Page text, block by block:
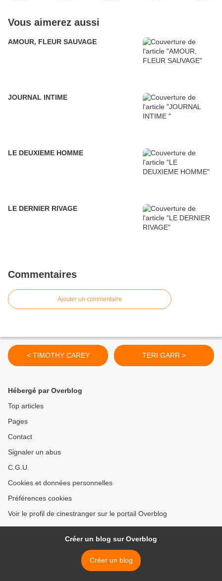
Vous aimerez aussi
AMOUR, FLEUR SAUVAGE
JOURNAL INTIME
LE DEUXIEME HOMME
LE DERNIER RIVAGE
Commentaires
Ajouter un commentaire
< TIMOTHY CAREY TERI GARR >
Hébergé par Overblog
Top articles
Pages
Contact
Signaler un abus
C.G.U.
Cookies et données personnelles
Préférences cookies
Voir le profil de cinestranger sur le portail Overblog
Créer un blog sur Overblog
Créer un blog